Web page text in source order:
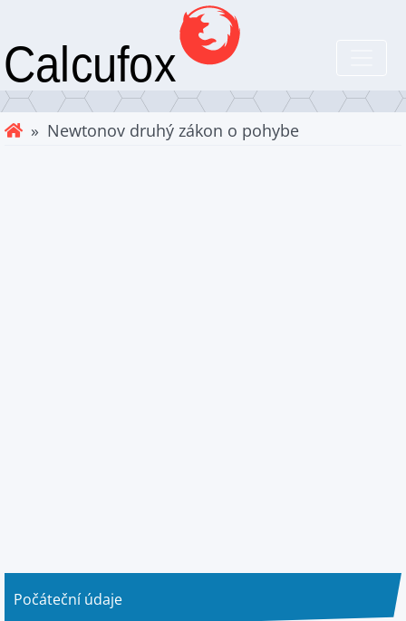
» Newtonov druhý zákon o pohybe
Počáteční údaje